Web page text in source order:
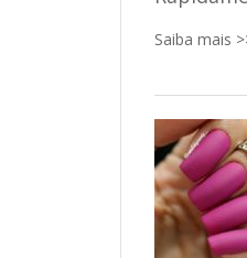
Saiba mais